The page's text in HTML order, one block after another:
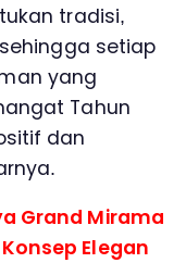
tradisi,
setiap
yang
Tahun
dan
Grand Mirama
Elegan